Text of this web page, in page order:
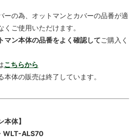
の為、オットマンとカバーの品番が適
ご使用いただけます。
マン本体の品番をよく確認してご購入く
こちらから
体の販売は終了しています。
本体】
WLT-ALS70